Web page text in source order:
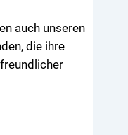
auch unseren
die ihre